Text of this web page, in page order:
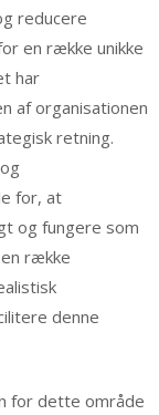
reducere
en række unikke
har
af organisationen
retning.
for, at
og fungere som
række
denne
for dette område